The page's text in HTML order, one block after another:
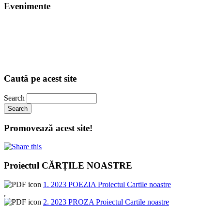
Evenimente
Caută pe acest site
Search
Promovează acest site!
Proiectul CĂRȚILE NOASTRE
1. 2023 POEZIA Proiectul Cartile noastre
,
2. 2023 PROZA Proiectul Cartile noastre